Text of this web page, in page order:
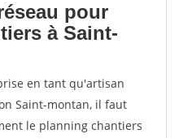
pour
à Saint-
en tant qu'artisan
Saint-montan, il faut
le planning chantiers